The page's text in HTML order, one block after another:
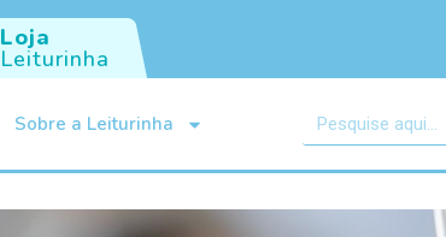
Loja
Leiturinha
Sobre a Leiturinha